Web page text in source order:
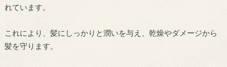
れています。
これにより、髪にしっかりと潤いを与え、乾燥やダメージから
髪を守ります。